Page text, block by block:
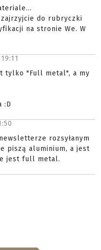
do rubryczki
na stronie We. W
19:11
tylko "Full metal", a my
:D
rozsyłanym
piszą aluminium, a jest
jest full metal.